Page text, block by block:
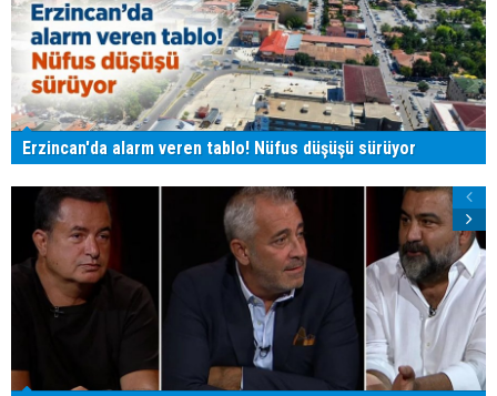
Erzincan'da alarm veren tablo! Nüfus düşüşü sürüyor